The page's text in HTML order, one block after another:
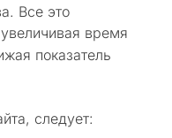
Все это
время
показатель
следует: